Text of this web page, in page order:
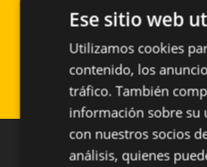
Sistema empleado:GR-
Lamas Hospital CIMA -
Ese sitio web
Utilizamos cookies
contenido, los
tráfico. También
información sobre su
con nuestros socios
análisis, quienes